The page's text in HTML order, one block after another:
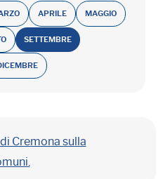
APRILE MAGGIO
SETTEMBRE
Cremona sulla